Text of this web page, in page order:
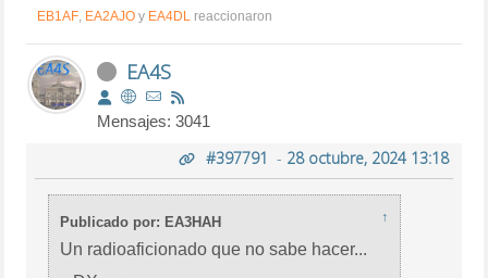
EB1AF, EA2AJO y EA4DL reaccionaron
EA4S
Mensajes: 3041
#397791 - 28 octubre, 2024 13:18
Publicado por: EA3HAH ↑
Un radioaficionado que no sabe hacer...